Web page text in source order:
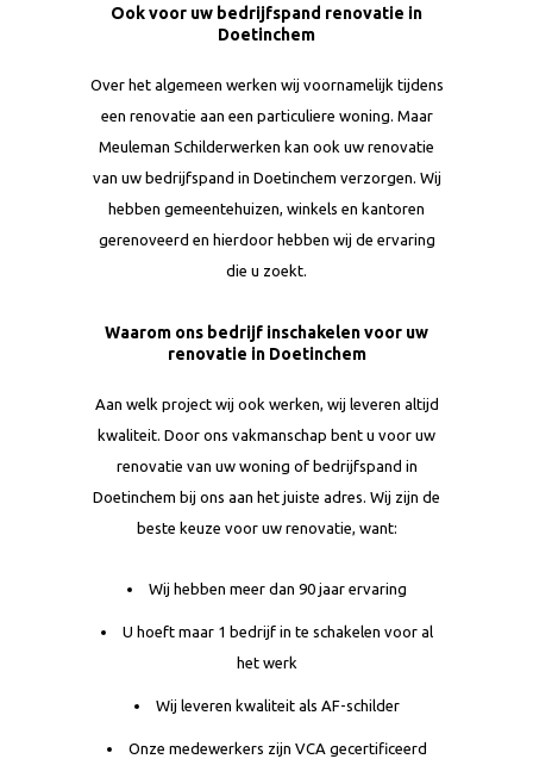
Ook voor uw bedrijfspand renovatie in
Doetinchem
Over het algemeen werken wij voornamelijk tijdens
een renovatie aan een particuliere woning. Maar
Meuleman Schilderwerken kan ook uw renovatie
van uw bedrijfspand in Doetinchem verzorgen. Wij
hebben gemeentehuizen, winkels en kantoren
gerenoveerd en hierdoor hebben wij de ervaring
die u zoekt.
Waarom ons bedrijf inschakelen voor uw
renovatie in Doetinchem
Aan welk project wij ook werken, wij leveren altijd
kwaliteit. Door ons vakmanschap bent u voor uw
renovatie van uw woning of bedrijfspand in
Doetinchem bij ons aan het juiste adres. Wij zijn de
beste keuze voor uw renovatie, want:
Wij hebben meer dan 90 jaar ervaring
U hoeft maar 1 bedrijf in te schakelen voor al
het werk
Wij leveren kwaliteit als AF-schilder
Onze medewerkers zijn VCA gecertificeerd